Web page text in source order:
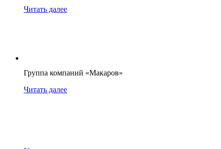
Читать далее
Группа компаний «Макаров»
Читать далее